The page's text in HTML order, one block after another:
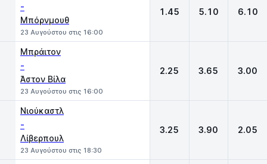
-
Μπόρνμουθ
23 Αυγούστου στις 16:00
1.45 5.10 6.10
Μπράιτον
-
Άστον Βίλα
23 Αυγούστου στις 16:00
2.25 3.65 3.00
Νιούκαστλ
-
Λίβερπουλ
23 Αυγούστου στις 18:30
3.25 3.90 2.05